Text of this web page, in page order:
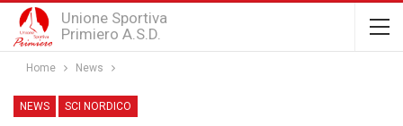
Unione Sportiva
Primiero A.S.D.
Home News
NEWS SCI NORDICO